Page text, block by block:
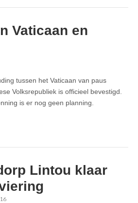
Vaticaan en
tussen het Vaticaan van paus
Volksrepubliek is officieel bevestigd.
is er nog geen planning.
Lintou klaar